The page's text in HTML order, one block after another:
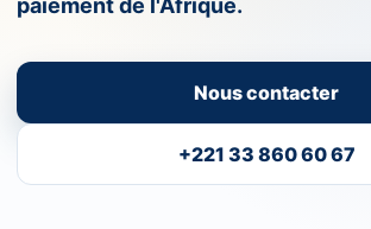
paiement de l'Afrique.
Nous contacter
+221 33 860 60 67